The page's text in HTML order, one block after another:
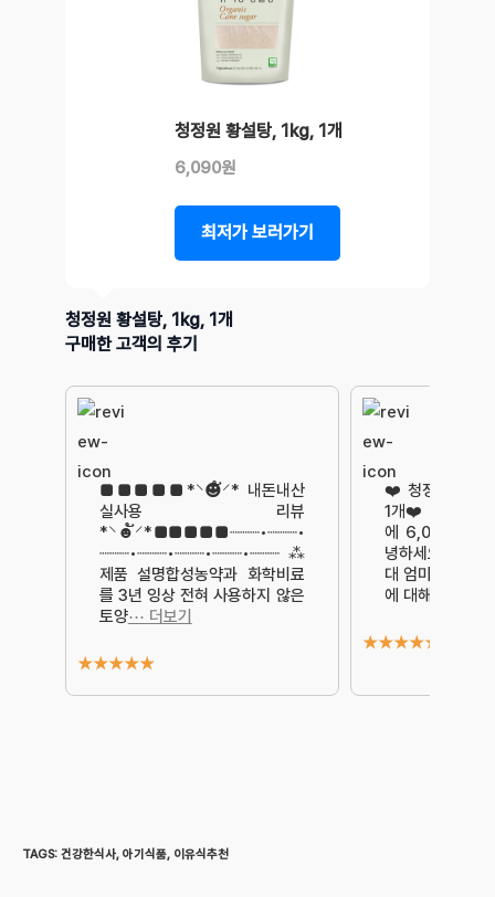
청정원 황설탕, 1kg, 1개
6,090원
최저가 보러가기
청정원 황설탕, 1kg, 1개
구매한 고객의 후기
■■■■■*⸌☻ັ⸍* 내돈내산
실사용 리뷰
*⸌☻ັ⸍*■■■■■┈┈┈•┈┈┈•
┈┈┈•┈┈┈•┈┈┈•┈┈┈•┈┈┈⁂
제품 설명합성농약과 화학비료
를 3년 잉상 전혀 사용하지 않은
토양⋯ 더보기
★★★★★
❤️ 청정원 유기
1개❤️ 수량 및
에 6,090❤️ 제
녕하세요, 두 아
대 엄마예요.요
에 대해
★★★★★
TAGS: 건강한식사, 아기식품, 이유식추천